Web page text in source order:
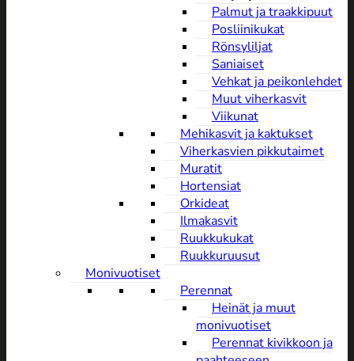
Palmut ja traakkipuut
Posliinikukat
Rönsyliljat
Saniaiset
Vehkat ja peikonlehdet
Muut viherkasvit
Viikunat
Mehikasvit ja kaktukset
Viherkasvien pikkutaimet
Muratit
Hortensiat
Orkideat
Ilmakasvit
Ruukkukukat
Ruukkuruusut
Monivuotiset
Perennat
Heinät ja muut
monivuotiset
Perennat kivikkoon ja